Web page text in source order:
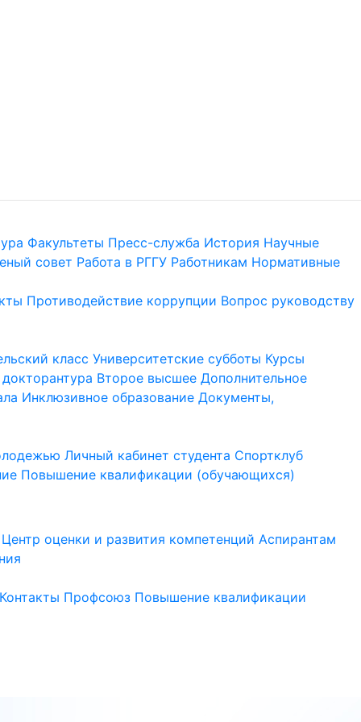
Факультеты Пресс-служба История Научные
совет Работа в РГГУ Работникам Нормативные
Противодействие коррупции Вопрос руководству
класс Университетские субботы Курсы
Второе высшее Дополнительное
Инклюзивное образование Документы,
Личный кабинет студента Спортклуб
Повышение квалификации (обучающихся)
Центр оценки и развития компетенций Аспирантам
Контакты Профсоюз Повышение квалификации